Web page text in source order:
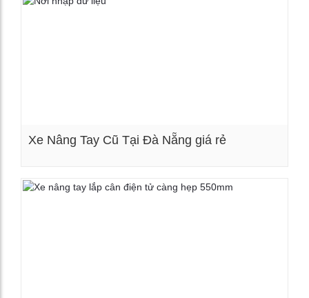
Xe Nâng Tay Cũ Tại Đà Nẵng giá rẻ